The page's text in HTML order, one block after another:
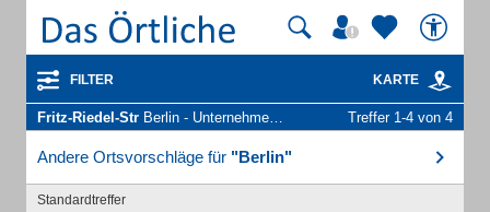
FILTER KARTE
Fritz-Riedel-Str Berlin - Unternehmen und Personen Treffer 1-4 von 4
Andere Ortsvorschläge für "Berlin"
Standardtreffer